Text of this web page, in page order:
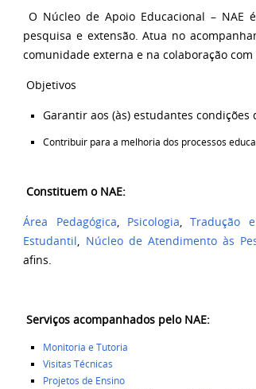
O Núcleo de Apoio Educacional – NAE
pesquisa e extensão. Atua no
comunidade externa e na colaboração
Objetivos
Garantir aos (às) estudantes
Contribuir para a melhoria dos processos
Constituem o NAE:
Área Pedagógica, Psicologia,Tradução
Estudantil, Núcleo de Atendimento às
afins.
Serviços acompanhados pelo NAE:
Monitoria e Tutoria
Visitas Técnicas
Projetos de Ensino